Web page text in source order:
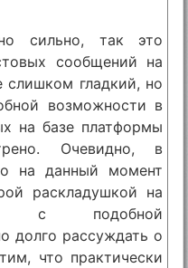
сильно, так это
сообщений на
гладкий, но
возможности в
на базе платформы
Очевидно, в
на данный момент
раскладушкой на
с подобной
долго рассуждать о
что практически